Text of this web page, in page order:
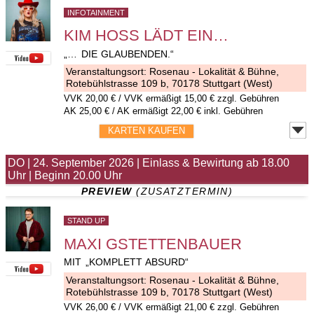
INFOTAINMENT
KIM HOSS LÄDT EIN…
„… DIE GLAUBENDEN.“
Veranstaltungsort: Rosenau - Lokalität & Bühne,
Rotebühlstrasse 109 b, 70178 Stuttgart (West)
VVK 20,00 € / VVK ermäßigt 15,00 € zzgl. Gebühren
AK 25,00 € / AK ermäßigt 22,00 € inkl. Gebühren
KARTEN KAUFEN
DO 24. September 2026
Einlass & Bewirtung ab 18.00
Uhr
Beginn 20.00 Uhr
PREVIEW (ZUSATZTERMIN)
STAND UP
MAXI GSTETTENBAUER
MIT „KOMPLETT ABSURD“
Veranstaltungsort: Rosenau - Lokalität & Bühne
Rotebühlstrasse 109 b, 70178 Stuttgart (West)
VVK 26,00 € / VVK ermäßigt 21,00 € zzgl. Gebühren